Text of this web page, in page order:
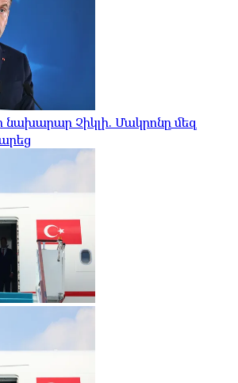
նախարար Չիկլի. Մակրոնը մեզ